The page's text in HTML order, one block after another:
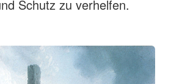
Schutz zu verhelfen.